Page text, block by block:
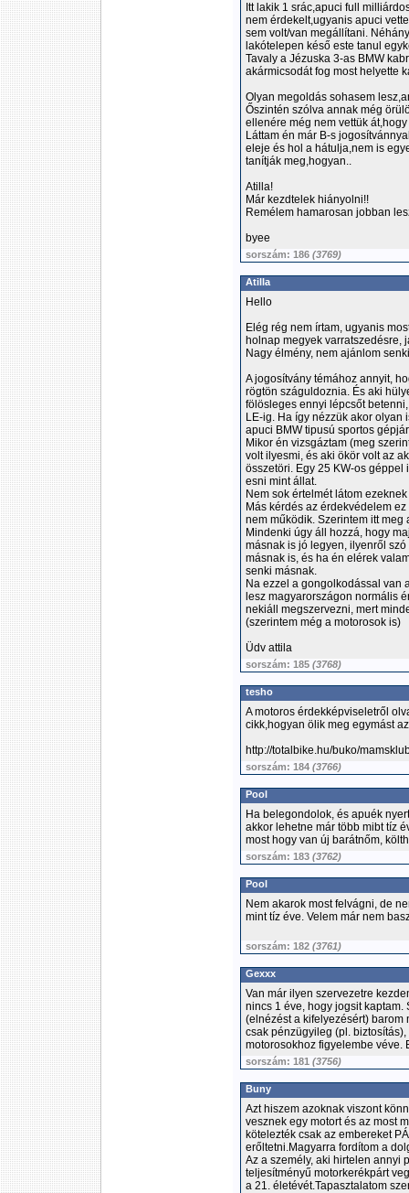
Itt lakik 1 srác,apuci full
nem érdekelt,ugyanis apuci
sem volt/van megállítani.
lakótelepen késő este tanul
Tavaly a Jézuska 3-as BMW
akármicsodát fog most helyette
Olyan megoldás sohasem
Őszintén szólva annak még
ellenére még nem vettük
Láttam én már B-s
eleje és hol a hátulja,nem is
tanítják meg,hogyan..
Atilla!
Már kezdtelek hiányolni!!
Remélem hamarosan jobban
byee
sorszám: 186 (3769)
Atilla
Hello
Elég rég nem írtam, ugyanis
holnap megyek varratszedésre,
Nagy élmény, nem ajánlom
A jogosítvány témához annyit,
rögtön száguldoznia. És aki
fölösleges ennyi lépcsőt
LE-ig. Ha így nézzük akor
apuci BMW tipusú sportos
Mikor én vizsgáztam (meg
volt ilyesmi, és aki ökör volt az
összetöri. Egy 25 KW-os
esni mint állat.
Nem sok értelmét látom
Más kérdés az érdekvédelem
nem működik. Szerintem itt
Mindenki úgy áll hozzá, hogy
másnak is jó legyen, ilyenről
másnak is, és ha én elérek
senki másnak.
Na ezzel a gongolkodással van
lesz magyarországon normális
nekiáll megszervezni, mert
(szerintem még a motorosok is)
Üdv attila
sorszám: 185 (3768)
tesho
A motoros érdekképviseletről
cikk,hogyan ölik meg egymást
http://totalbike.hu/buko/
sorszám: 184 (3766)
Pool
Ha belegondolok, és apuék
akkor lehetne már több mibt tíz
most hogy van új barátnőm,
sorszám: 183 (3762)
Pool
Nem akarok most felvágni, de
mint tíz éve. Velem már nem
sorszám: 182 (3761)
Gexxx
Van már ilyen szervezetre
nincs 1 éve, hogy jogsit
(elnézést a kifelyezésért) barom
csak pénzügyileg (pl.
motorosokhoz figyelembe véve.
sorszám: 181 (3756)
Buny
Azt hiszem azoknak viszont
vesznek egy motort és az most
kötelezték csak az embereket
erőltetni.Magyarra fordítom a
Az a személy, aki hirtelen annyi
teljesítményű motorkerékpárt
a 21. életévét.Tapasztalatom